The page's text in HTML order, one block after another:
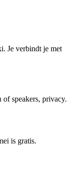
Je verbindt je met
speakers, privacy.
is gratis.